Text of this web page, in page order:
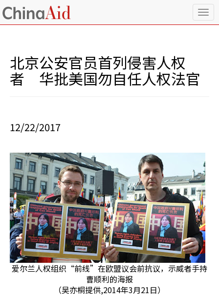
T
o
o
n
北京公安官员首列侵害人权
者 华批美国勿自任人权法官
12/22/2017
爱尔兰人权组织“前线”在欧盟议会前抗议，示威者手持
曹顺利的海报
（吴亦桐提供,2014年3月21日）